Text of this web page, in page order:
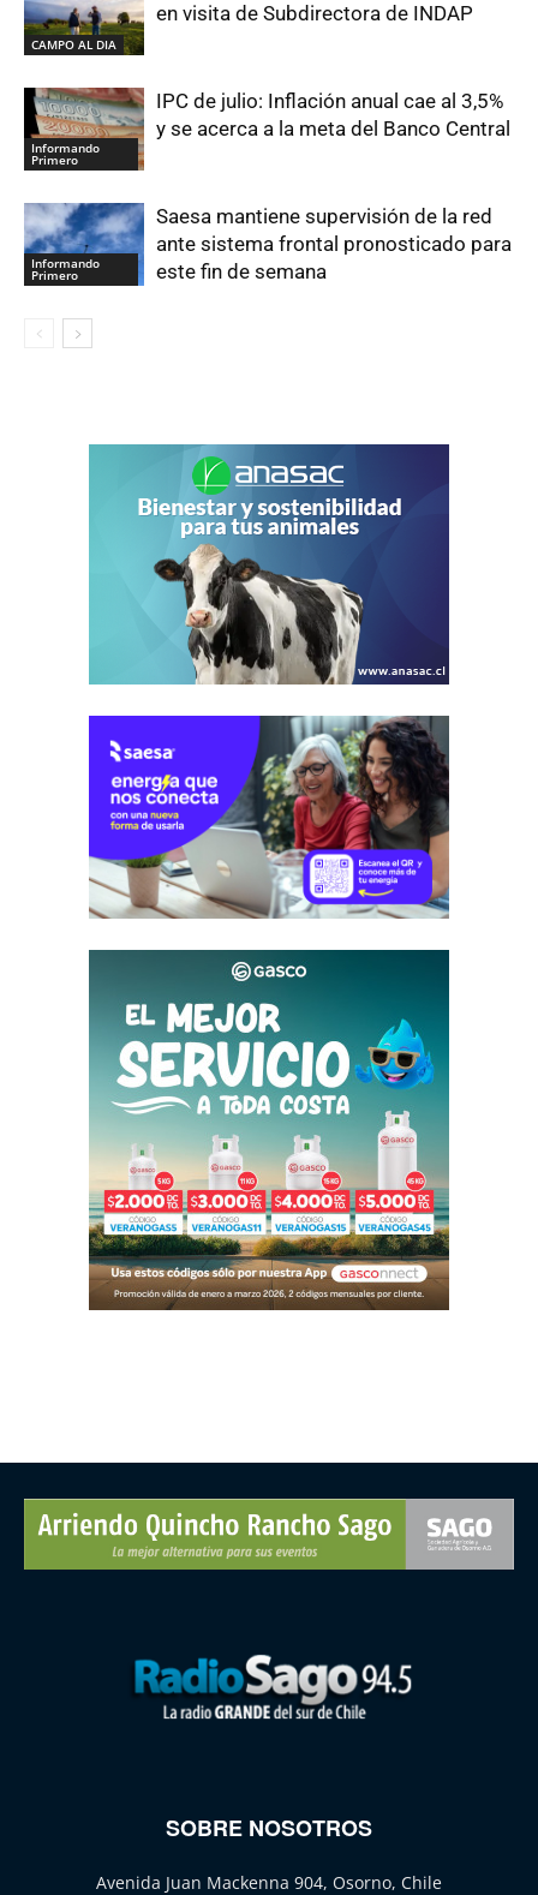
CAMPO AL DIA
en visita de Subdirectora de INDAP
Informando
Primero
IPC de julio: Inflación anual cae al 3,5%
y se acerca a la meta del Banco Central
Informando
Primero
Saesa mantiene supervisión de la red
ante sistema frontal pronosticado para
este fin de semana
SOBRE NOSOTROS
Avenida Juan Mackenna 904, Osorno, Chile